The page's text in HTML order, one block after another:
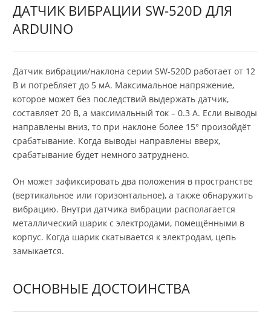
ДАТЧИК ВИБРАЦИИ SW-520D ДЛЯ
ARDUINO
Датчик вибрации/наклона серии SW-520D работает от 12
В и потребляет до 5 мА. Максимальное напряжение,
которое может без последствий выдержать датчик,
составляет 20 В, а максимальный ток – 0.3 А. Если выводы
направлены вниз, то при наклоне более 15° произойдёт
срабатывание. Когда выводы направлены вверх,
срабатывание будет немного затруднено.
Он может зафиксировать два положения в пространстве
(вертикальное или горизонтальное), а также обнаружить
вибрацию. Внутри датчика вибрации располагается
металлический шарик с электродами, помещёнными в
корпус. Когда шарик скатывается к электродам, цепь
замыкается.
ОСНОВНЫЕ ДОСТОИНСТВА